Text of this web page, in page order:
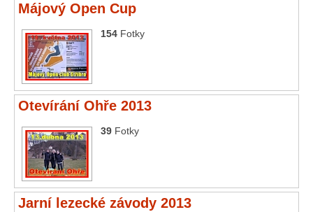
Májový Open Cup
154 Fotky
Otevírání Ohře 2013
39 Fotky
Jarní lezecké závody 2013